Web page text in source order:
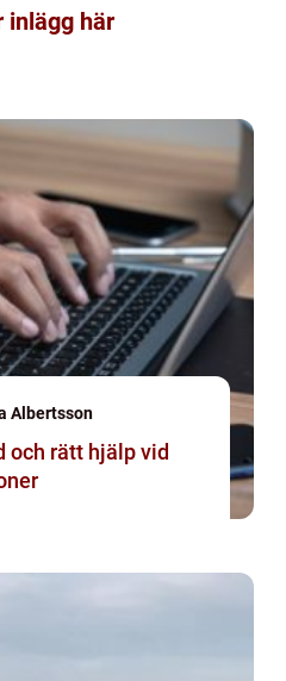
inlägg här
Albertsson
och rätt hjälp vid